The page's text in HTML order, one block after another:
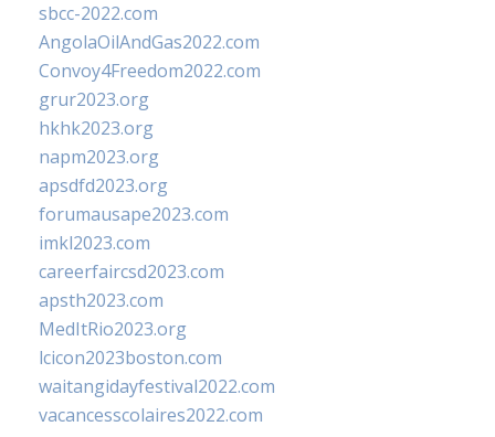
sbcc-2022.com
AngolaOilAndGas2022.com
Convoy4Freedom2022.com
grur2023.org
hkhk2023.org
napm2023.org
apsdfd2023.org
forumausape2023.com
imkl2023.com
careerfaircsd2023.com
apsth2023.com
MedItRio2023.org
lcicon2023boston.com
waitangidayfestival2022.com
vacancesscolaires2022.com